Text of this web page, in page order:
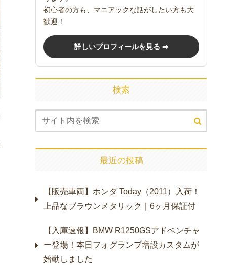
初心者の方も、マニアックな話がしたい方も大
歓迎！
詳しいプロフィールを見る ➡
検索
最近の投稿
【販売車両】ホンダ Today（2011）入荷！
上品なブラウンメタリック｜6ヶ月保証付
【入庫速報】BMW R1250GSアドベンチャ
ー登場！本日フォグランプ増設カスタムが
始動しました